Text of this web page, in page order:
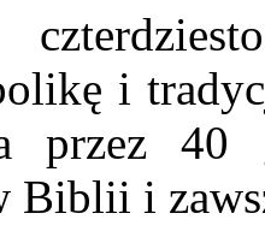
i
przez
Biblii i